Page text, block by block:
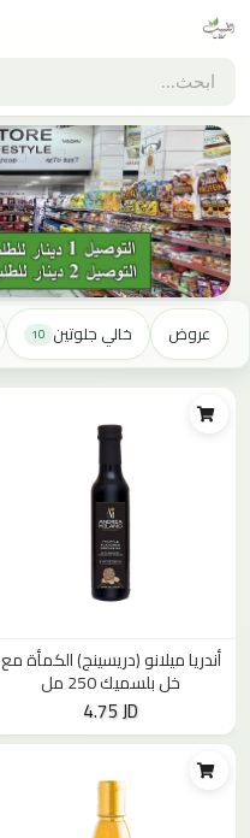
عروض خالي جلوتين 10
أندريا ميلانو (دريسينج) الكمأة مع
خل بلسميك 250 مل
4.75 JD